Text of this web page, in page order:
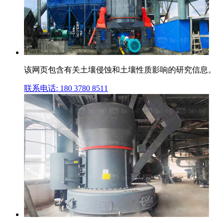
该网页包含有关土壤侵蚀和土壤性质影响的研究信息。
联系电话: 180 3780 8511